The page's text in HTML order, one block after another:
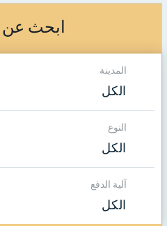
ابحث
المدينة
الكل
النوع
الكل
آلية الدفع
الكل